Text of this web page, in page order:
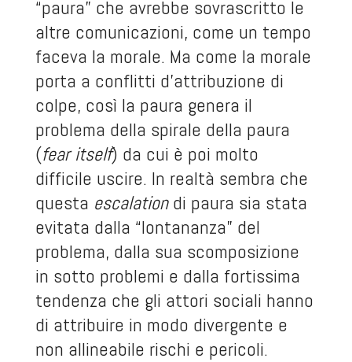
“paura” che avrebbe sovrascritto le
altre comunicazioni, come un tempo
faceva la morale. Ma come la morale
porta a conflitti d’attribuzione di
colpe, così la paura genera il
problema della spirale della paura
(fear itself) da cui è poi molto
difficile uscire. In realtà sembra che
questa escalationdi paura sia stata
evitata dalla “lontananza” del
problema, dalla sua scomposizione
in sotto problemi e dalla fortissima
tendenza che gli attori sociali hanno
di attribuire in modo divergente e
non allineabile rischi e pericoli.